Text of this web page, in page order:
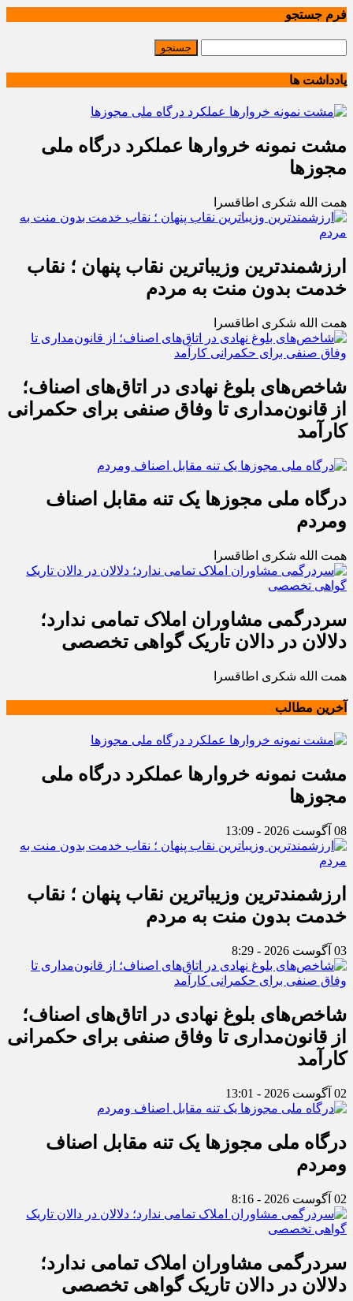
فرم جستجو
یادداشت ها
مشت نمونه خروارها عملکرد درگاه ملی
مجوزها
همت الله شکری اطاقسرا
ارزشمندترین وزیباترین نقاب پنهان ؛ نقاب
خدمت بدون منت به مردم
همت الله شکری اطاقسرا
شاخص‌های بلوغ نهادی در اتاق‌های اصناف؛
از قانون‌مداری تا وفاق صنفی برای حکمرانی
کارآمد
درگاه ملی مجوزها یک تنه مقابل اصناف
ومردم
همت الله شکری اطاقسرا
سردرگمی مشاوران املاک تمامی ندارد؛
دلالان در دالان تاریک گواهی تخصصی
همت الله شکری اطاقسرا
آخرین مطالب
مشت نمونه خروارها عملکرد درگاه ملی
مجوزها
08 آگوست 2026 - 13:09
ارزشمندترین وزیباترین نقاب پنهان ؛ نقاب
خدمت بدون منت به مردم
03 آگوست 2026 - 8:29
شاخص‌های بلوغ نهادی در اتاق‌های اصناف؛
از قانون‌مداری تا وفاق صنفی برای حکمرانی
کارآمد
02 آگوست 2026 - 13:01
درگاه ملی مجوزها یک تنه مقابل اصناف
ومردم
02 آگوست 2026 - 8:16
سردرگمی مشاوران املاک تمامی ندارد؛
دلالان در دالان تاریک گواهی تخصصی